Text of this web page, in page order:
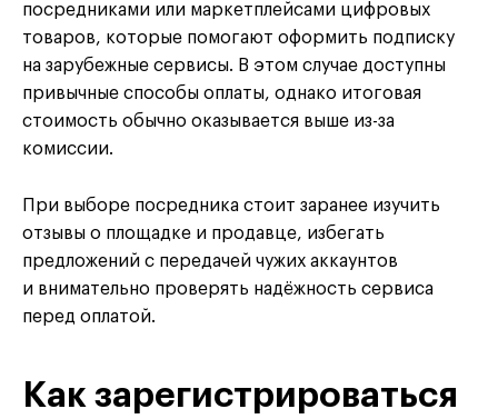
посредниками или маркетплейсами цифровых
товаров, которые помогают оформить подписку
на зарубежные сервисы. В этом случае доступны
привычные способы оплаты, однако итоговая
стоимость обычно оказывается выше из-за
комиссии.
При выборе посредника стоит заранее изучить
отзывы о площадке и продавце, избегать
предложений с передачей чужих аккаунтов
и внимательно проверять надёжность сервиса
перед оплатой.
Как зарегистрироваться